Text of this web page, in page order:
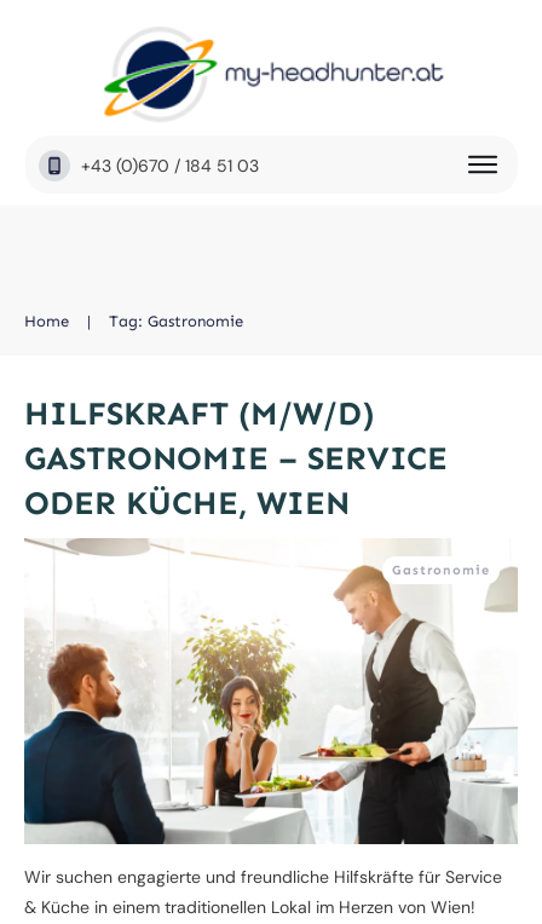
+43 (0)670 / 184 51 03
Home | Tag: Gastronomie
HILFSKRAFT (M/W/D)
GASTRONOMIE – SERVICE
ODER KÜCHE, WIEN
Gastronomie
Wir suchen engagierte und freundliche Hilfskräfte für Service
& Küche in einem traditionellen Lokal im Herzen von Wien!